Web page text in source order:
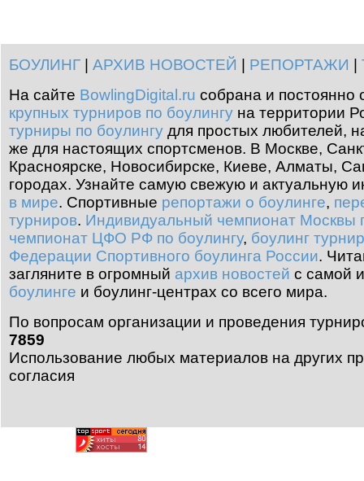
БОУЛИНГ АРХИВ НОВОСТЕЙ РЕПОРТАЖИ
На сайте BowlingDigital.ru собрана и постоянно
крупных турниров по боулингу на территории
турниры по боулингу для простых любителей,
же для настоящих спортсменов. В Москве,
Красноярске, Новосибирске, Киеве, Алматы,
городах. Узнайте самую свежую и
в мире. Спортивные репортажи о боулинге,
турниров. Индивидуальный чемпионат Москвы
чемпионат ЦФО РФ по боулингу, боулинг
Федерации Спортивного боулинга России.
загляните в огромный архив новостей с самой
боулинге и боулинг-центрах со всего мира.
По вопросам организации и проведения
7859
Использование любых материалов на других
согласия